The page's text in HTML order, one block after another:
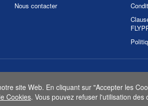
Nous contacter
site Web. En cliquant sur "Accepter les
Cookies. Vous pouvez refuser l'utilisation des